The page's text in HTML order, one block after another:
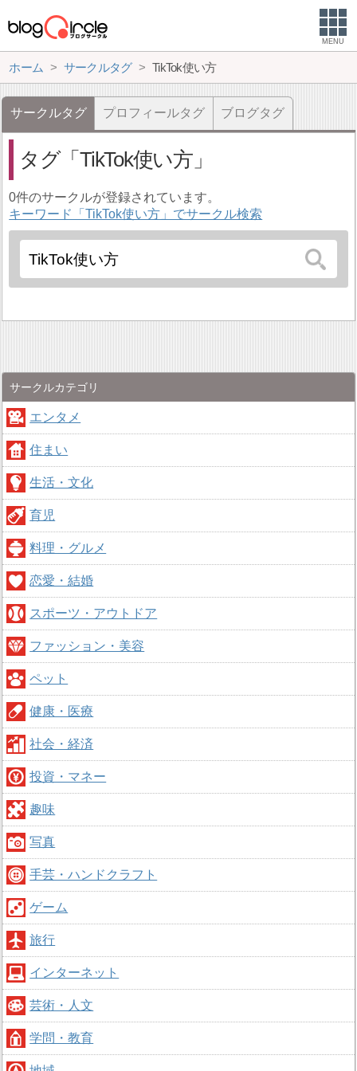
MENU
ホーム サークルタグ TikTok使い方
サークルタグ プロフィールタグ ブログタグ
タグ TikTok使い方
0件のサークルが登録されています。
キーワード「TikTok使い方」でサークル検索
サークルカテゴリ
エンタメ
住まい
生活・文化
育児
料理・グルメ
恋愛・結婚
スポーツ・アウトドア
ファッション・美容
ペット
健康・医療
社会・経済
投資・マネー
趣味
写真
手芸・ハンドクラフト
ゲーム
旅行
インターネット
芸術・人文
学問・教育